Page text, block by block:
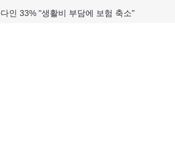
인 33% "생활비 부담에 보험 축소"